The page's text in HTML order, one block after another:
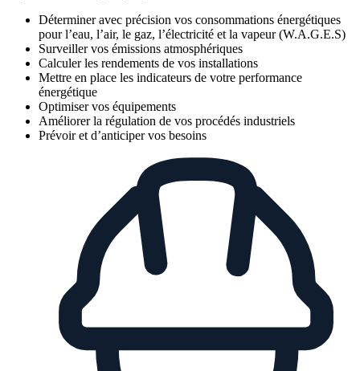
Déterminer avec précision vos consommations énergétiques
pour l’eau, l’air, le gaz, l’électricité et la vapeur (W.A.G.E.S)
Surveiller vos émissions atmosphériques
Calculer les rendements de vos installations
Mettre en place les indicateurs de votre performance
énergétique
Optimiser vos équipements
Améliorer la régulation de vos procédés industriels
Prévoir et d’anticiper vos besoins